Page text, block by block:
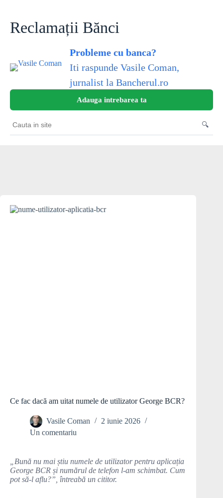
conținutReclamații Bănci
Probleme cu banca?
Iti raspunde Vasile Coman,
jurnalist la Bancherul.ro
Adauga intrebarea ta
Cauta
in
🔍
Ce fac dacă am uitat numele de utilizator George BCR?
Vasile Coman
2 iunie 2026
Un comentariu
„Bună nu mai știu numele de utilizator pentru aplicația
George BCR și numărul de telefon l-am schimbat. Cum
pot să-l aflu?”, întreabă un cititor.